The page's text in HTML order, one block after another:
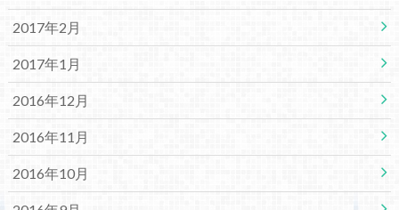
2017年2月
2017年1月
2016年12月
2016年11月
2016年10月